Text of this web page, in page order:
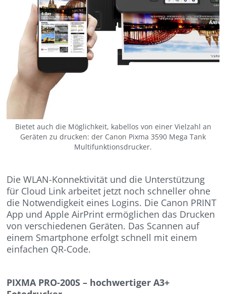
Bietet auch die Möglichkeit, kabellos von einer Vielzahl an
Geräten zu drucken: der Canon Pixma 3590 Mega Tank
Multifunktionsdrucker.
Die WLAN-Konnektivität und die Unterstützung
für Cloud Link arbeitet jetzt noch schneller ohne
die Notwendigkeit eines Logins. Die Canon PRINT
App und Apple AirPrint ermöglichen das Drucken
von verschiedenen Geräten. Das Scannen auf
einem Smartphone erfolgt schnell mit einem
einfachen QR-Code.
PIXMA PRO-200S – hochwertiger A3+